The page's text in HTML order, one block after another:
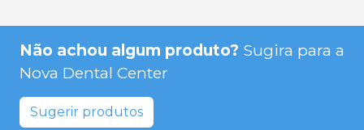
Não achou algum produto? Sugira para a
Nova Dental Center
Sugerir produtos